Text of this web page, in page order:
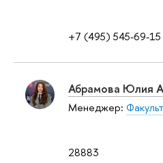
+7 (495) 545-69-15
28883
Абрамова Юлия
Менеджер: